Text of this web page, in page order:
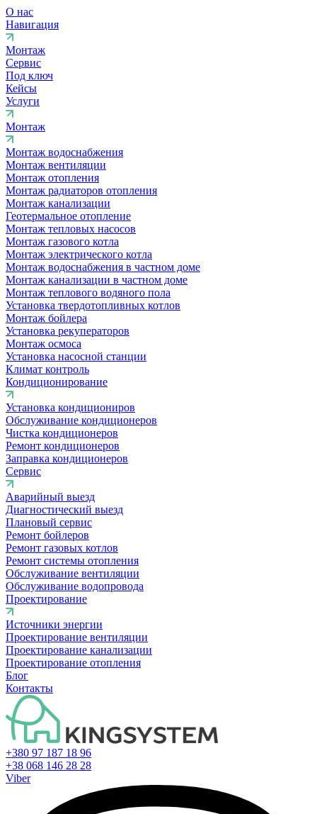
О нас
Навигация
Монтаж
Сервис
Под ключ
Кейсы
Услуги
Монтаж
Монтаж водоснабжения
Монтаж вентиляции
Монтаж отопления
Монтаж радиаторов отопления
Монтаж канализации
Геотермальное отопление
Монтаж тепловых насосов
Монтаж газового котла
Монтаж электрического котла
Монтаж водоснабжения в частном доме
Монтаж канализации в частном доме
Монтаж теплового водяного пола
Установка твердотопливных котлов
Монтаж бойлера
Установка рекуператоров
Монтаж осмоса
Установка насосной станции
Климат контроль
Кондиционирование
Установка кондициониров
Обслуживание кондиционеров
Чистка кондиционеров
Ремонт кондиционеров
Заправка кондиционеров
Сервис
Аварийный выезд
Диагностический выезд
Плановый сервис
Ремонт бойлеров
Ремонт газовых котлов
Ремонт системы отопления
Обслуживание вентиляции
Обслуживание водопровода
Проектирование
Источники энергии
Проектирование вентиляции
Проектирование канализации
Проектирование отопления
Блог
Контакты
+380 97 187 18 96
+38 068 146 28 28
Viber